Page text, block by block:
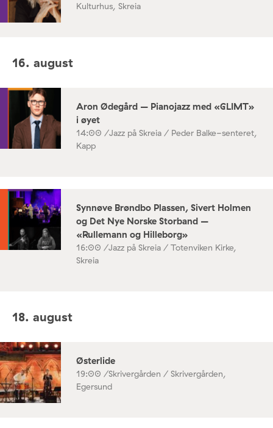
Kulturhus, Skreia
16. august
Aron Ødegård – Pianojazz med «GLIMT»
i øyet
14:00 /Jazz på Skreia / Peder Balke-senteret,
Kapp
Synnøve Brøndbo Plassen, Sivert Holmen
og Det Nye Norske Storband –
«Rullemann og Hilleborg»
16:00 /Jazz på Skreia / Totenviken Kirke,
Skreia
18. august
Østerlide
19:00 /Skrivergården / Skrivergården,
Egersund